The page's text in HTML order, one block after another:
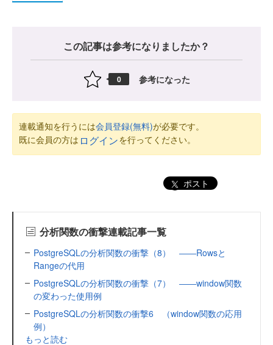
この記事は参考になりましたか？
0 参考になった
連載通知を行うには会員登録(無料)が必要です。
既に会員の方は ログインを行ってください。
ポスト
分析関数の衝撃連載記事一覧
PostgreSQLの分析関数の衝撃（8） ――Rowsと
Rangeの代用
PostgreSQLの分析関数の衝撃（7） ――window関数
の変わった使用例
PostgreSQLの分析関数の衝撃6 （window関数の応用
例）
もっと読む